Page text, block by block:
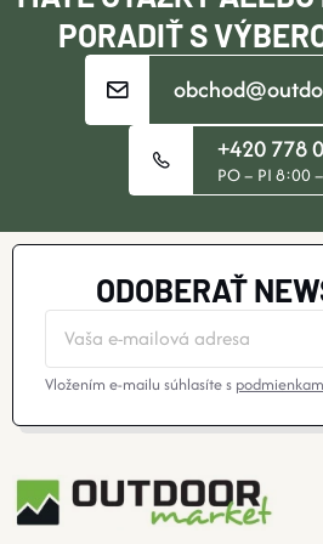
PORADIŤ S
+420 778
PO – PI 8:00
ODOBERAŤ
Vložením e-mailu súhlasíte s